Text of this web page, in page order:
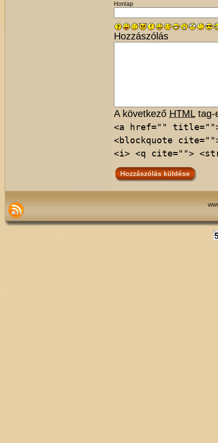
Honlap
Hozzászólás
A következő HTMLtag-
<a href=""
<blockquote
<i> <q cite="">